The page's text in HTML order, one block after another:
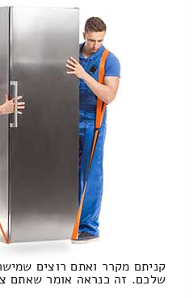
קניתם מקרר ואתם רוצים
שלכם. זה כנראה אומר שאתם